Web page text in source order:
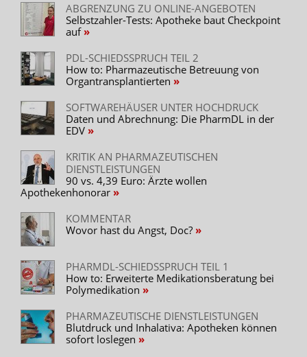
ABGRENZUNG ZU ONLINE-ANGEBOTEN
Selbstzahler-Tests: Apotheke baut Checkpoint
auf
PDL-SCHIEDSSPRUCH TEIL 2
How to: Pharmazeutische Betreuung von
Organtransplantierten
SOFTWAREHÄUSER UNTER HOCHDRUCK
Daten und Abrechnung: Die PharmDL in der
EDV
KRITIK AN PHARMAZEUTISCHEN
DIENSTLEISTUNGEN
90 vs. 4,39 Euro: Ärzte wollen
Apothekenhonorar
KOMMENTAR
Wovor hast du Angst, Doc?
PHARMDL-SCHIEDSSPRUCH TEIL 1
How to: Erweiterte Medikationsberatung bei
Polymedikation
PHARMAZEUTISCHE DIENSTLEISTUNGEN
Blutdruck und Inhalativa: Apotheken können
sofort loslegen